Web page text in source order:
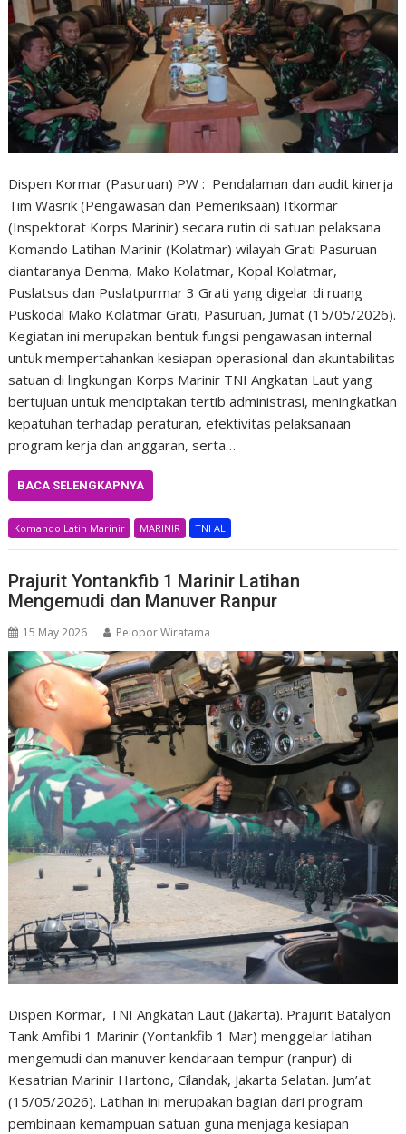
Dispen Kormar (Pasuruan) PW : Pendalaman dan audit kinerja
Tim Wasrik (Pengawasan dan Pemeriksaan) Itkormar
(Inspektorat Korps Marinir) secara rutin di satuan pelaksana
Komando Latihan Marinir (Kolatmar) wilayah Grati Pasuruan
diantaranya Denma, Mako Kolatmar, Kopal Kolatmar,
Puslatsus dan Puslatpurmar 3 Grati yang digelar di ruang
Puskodal Mako Kolatmar Grati, Pasuruan, Jumat (15/05/2026).
Kegiatan ini merupakan bentuk fungsi pengawasan internal
untuk mempertahankan kesiapan operasional dan akuntabilitas
satuan di lingkungan Korps Marinir TNI Angkatan Laut yang
bertujuan untuk menciptakan tertib administrasi, meningkatkan
kepatuhan terhadap peraturan, efektivitas pelaksanaan
program kerja dan anggaran, serta…
BACA SELENGKAPNYA
Komando Latih Marinir MARINIR TNI AL
Prajurit Yontankfib 1 Marinir Latihan
Mengemudi dan Manuver Ranpur
15 May 2026 Pelopor Wiratama
Dispen Kormar, TNI Angkatan Laut (Jakarta). Prajurit Batalyon
Tank Amfibi 1 Marinir (Yontankfib 1 Mar) menggelar latihan
mengemudi dan manuver kendaraan tempur (ranpur) di
Kesatrian Marinir Hartono, Cilandak, Jakarta Selatan. Jum’at
(15/05/2026). Latihan ini merupakan bagian dari program
pembinaan kemampuan satuan guna menjaga kesiapan